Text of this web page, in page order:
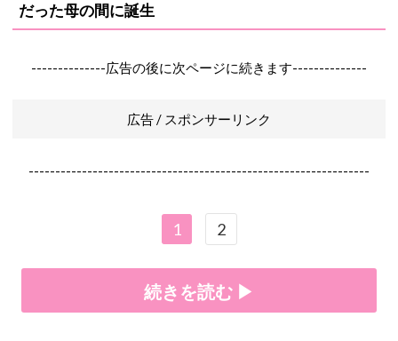
だった母の間に誕生
--------------広告の後に次ページに続きます--------------
広告 / スポンサーリンク
----------------------------------------------------------------
1 2
続きを読む ▶